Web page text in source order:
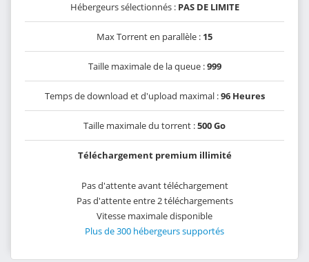
Hébergeurs sélectionnés : PAS DE LIMITE
Max Torrent en parallèle : 15
Taille maximale de la queue :999
Temps de download et d'upload maximal :96 Heures
Taille maximale du torrent :500 Go
Téléchargement premium illimité
Pas d'attente avant téléchargement
Pas d'attente entre 2 téléchargements
Vitesse maximale disponible
Plus de 300 hébergeurs supportés